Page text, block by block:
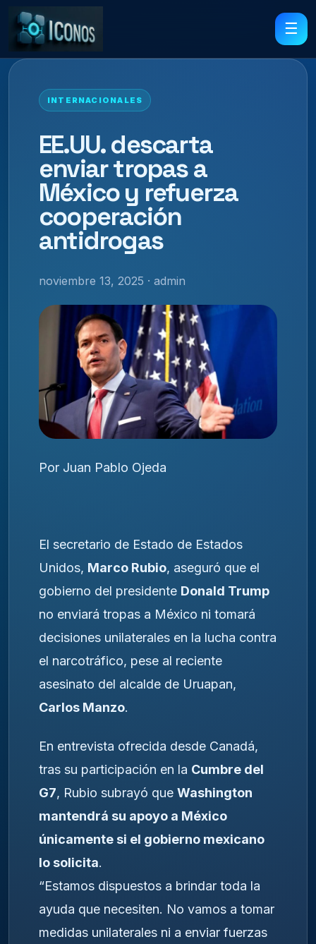
☰
INTERNACIONALES
EE.UU. descarta
enviar tropas a
México y refuerza
cooperación
antidrogas
noviembre 13, 2025 · admin
Por Juan Pablo Ojeda
El secretario de Estado de Estados
Unidos, Marco Rubio, aseguró que el
gobierno del presidente Donald Trump
no enviará tropas a México ni tomará
decisiones unilaterales en la lucha contra
el narcotráfico, pese al reciente
asesinato del alcalde de Uruapan,
Carlos Manzo.
En entrevista ofrecida desde Canadá,
tras su participación en la Cumbre del
G7, Rubio subrayó que Washington
mantendrá su apoyo a México
únicamente si el gobierno mexicano
lo solicita.
“Estamos dispuestos a brindar toda la
ayuda que necesiten. No vamos a tomar
medidas unilaterales ni a enviar fuerzas